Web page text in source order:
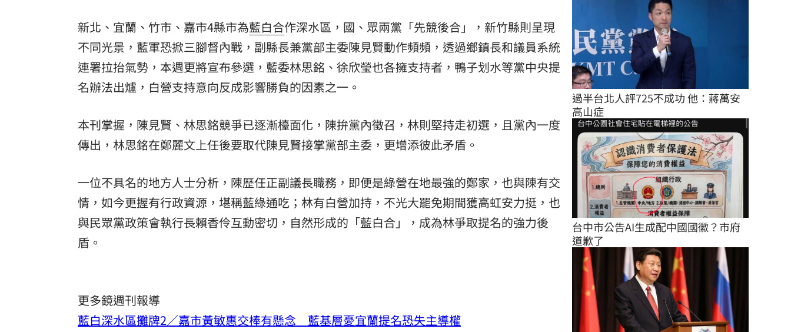
新北、宜蘭、竹市、嘉市4縣市為藍白合作深水區，國、眾兩黨「先競後合」，新竹縣則呈現
不同光景，藍軍恐掀三腳督內戰，副縣長兼黨部主委陳見賢動作頻頻，透過鄉鎮長和議員系統
連署拉抬氣勢，本週更將宣布參選，藍委林思銘、徐欣瑩也各擁支持者，鴨子划水等黨中央提
名辦法出爐，白營支持意向反成影響勝負的因素之一。
本刊掌握，陳見賢、林思銘競爭已逐漸檯面化，陳拚黨內徵召，林則堅持走初選，且黨內一度
傳出，林思銘在鄭麗文上任後要取代陳見賢接掌黨部主委，更增添彼此矛盾。
一位不具名的地方人士分析，陳歷任正副議長職務，即便是綠營在地最強的鄭家，也與陳有交
情，如今更握有行政資源，堪稱藍綠通吃；林有白營加持，不光大罷免期間獲高虹安力挺，也
與民眾黨政策會執行長賴香伶互動密切，自然形成的「藍白合」，成為林爭取提名的強力後
盾。
更多鏡週刊報導
藍白深水區攤牌2／嘉市黃敏惠交棒有懸念 藍基層憂宜蘭提名恐失主導權
過半台北人評725不成功 他：蔣萬安
高山症
台中市公告AI生成配中國國徽？市府
道歉了